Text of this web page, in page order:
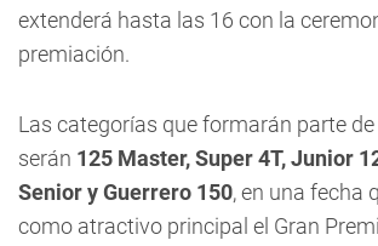
extenderá hasta las 16 con la
premiación.
Las categorías que formarán parte
serán 125 Master, Super 4T, Junior
Senior y Guerrero 150, en una fecha
como atractivo principal el Gran